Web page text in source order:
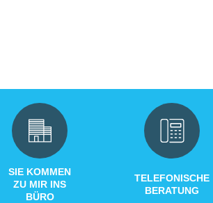
SIE KOMMEN
ZU MIR INS
BÜRO
TELEFONISCHE
BERATUNG